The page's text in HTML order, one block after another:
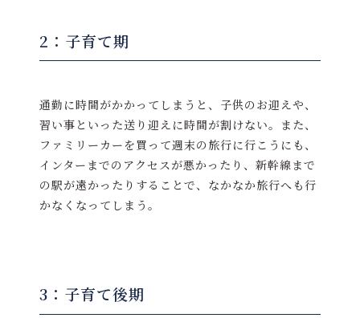
2：子育て期
通勤に時間がかかってしまうと、子供のお迎えや、
習い事といった送り迎えに時間が割けない。また、
ファミリーカーを買って週末の旅行に行こうにも、
インターまでのアクセスが悪かったり、新幹線まで
の駅が遠かったりすることで、なかなか旅行へも行
かなくなってしまう。
3：子育て後期